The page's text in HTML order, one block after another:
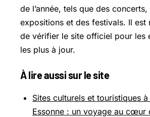
de l’année, tels que des concerts,
expositions et des festivals. Il est
de vérifier le site officiel pour les
les plus à jour.
À lire aussi sur le site
Sites culturels et touristiques
Essonne : un voyage au cœur